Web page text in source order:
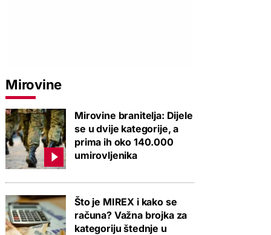
Mirovine
Mirovine branitelja: Dijele
se u dvije kategorije, a
prima ih oko 140.000
umirovljenika
Što je MIREX i kako se
računa? Važna brojka za
kategoriju štednje u